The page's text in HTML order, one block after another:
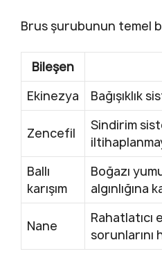
Brus şurubunun temel
Bileşen
Ekinezya
Bağışıklık
Zencefil
Sindirim
Ballı
karışım
Boğazı
algınlığına
Nane